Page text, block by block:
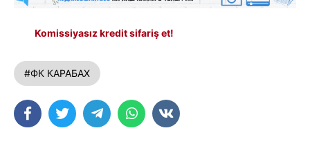
Komissiyasız kredit sifariş et!
#ФК КАРАБАХ